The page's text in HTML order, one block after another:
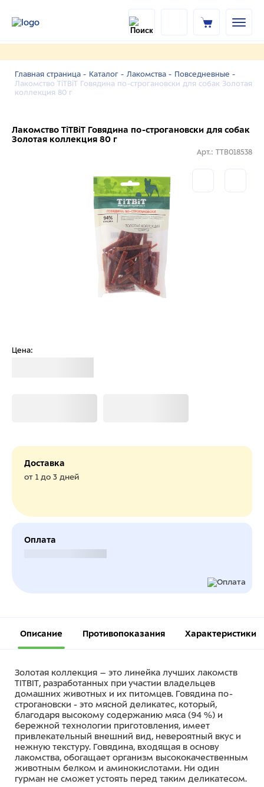
Главная страница - Каталог - Лакомства - Повседневные -
Лакомство TiTBiT Говядина по-строгановски для собак Золотая
коллекция 80 г
Лакомство TiTBiT Говядина по-строгановски для собак
Золотая коллекция 80 г
Арт.: TTB018538
Цена:
Доставка
от 1 до 3 дней
Оплата
Описание Противопоказания Характеристики
Золотая коллекция – это линейка лучших лакомств
TITBIT, разработанных при участии владельцев
домашних животных и их питомцев. Говядина по-
строгановски - это мясной деликатес, который,
благодаря высокому содержанию мяса (94 %) и
бережной технологии приготовления, имеет
привлекательный внешний вид, невероятный вкус и
нежную текстуру. Говядина, входящая в основу
лакомства, обогащает организм высококачественным
животным белком и аминокислотами. Ни один
гурман не сможет устоять перед таким деликатесом.